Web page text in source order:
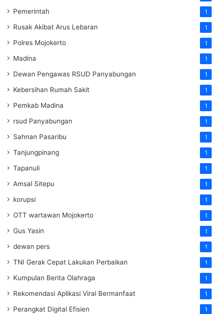
Pemerintah 1
Rusak Akibat Arus Lebaran 1
Polres Mojokerto 1
Madina 1
Dewan Pengawas RSUD Panyabungan 1
Kebersihan Rumah Sakit 1
Pemkab Madina 1
rsud Panyabungan 1
Sahnan Pasaribu 1
Tanjungpinang 1
Tapanuli 1
Amsal Sitepu 1
korupsi 1
OTT wartawan Mojokerto 1
Gus Yasin 1
dewan pers 1
TNI Gerak Cepat Lakukan Perbaikan 1
Kumpulan Berita Olahraga 1
Rekomendasi Aplikasi Viral Bermanfaat 1
Perangkat Digital Efisien 1